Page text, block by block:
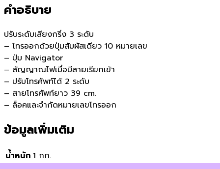
คำอธิบาย
ปรับระดับเสียงกริ่ง 3 ระดับ
– โทรออกด้วยปุ่มสัมผัสเดียว 10 หมายเลข
– ปุ่ม Navigator
– สัญญาณไฟเมื่อมีสายเรียกเข้า
– ปรับโทรศัพท์ได้ 2 ระดับ
– สายโทรศัพท์ยาว 39 cm.
– ล็อคและจำกัดหมายเลขโทรออก
ข้อมูลเพิ่มเติม
น้ำหนัก 1 กก.